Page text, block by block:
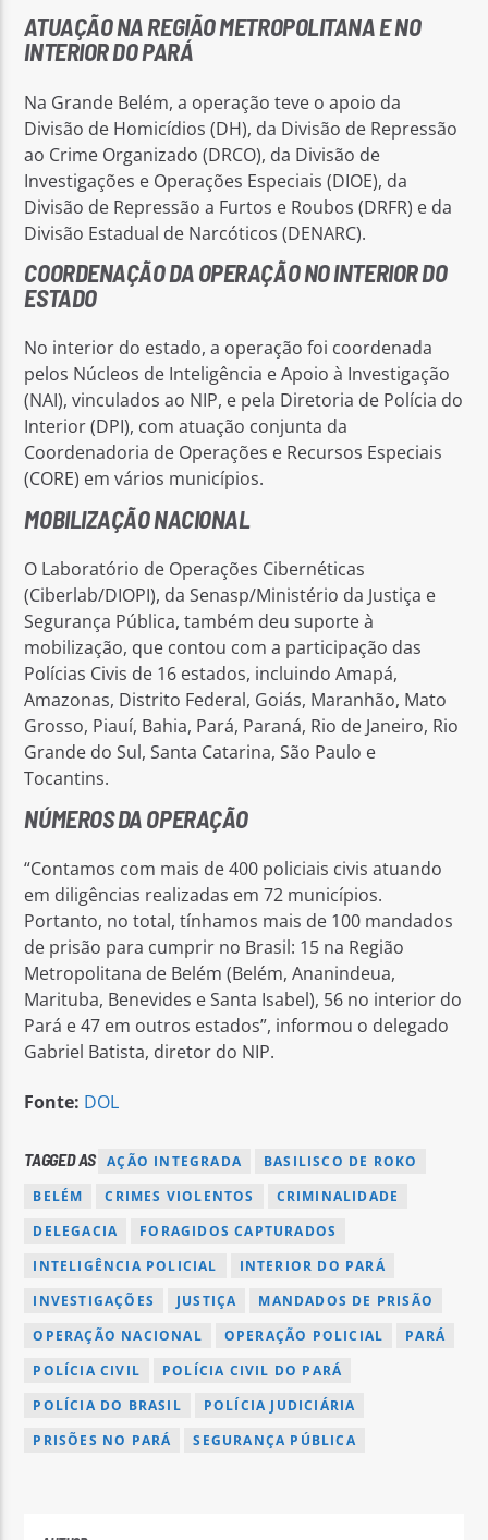
ATUAÇÃO NA REGIÃO METROPOLITANA E NO
INTERIOR DO PARÁ
Na Grande Belém, a operação teve o apoio da
Divisão de Homicídios (DH), da Divisão de Repressão
ao Crime Organizado (DRCO), da Divisão de
Investigações e Operações Especiais (DIOE), da
Divisão de Repressão a Furtos e Roubos (DRFR) e da
Divisão Estadual de Narcóticos (DENARC).
COORDENAÇÃO DA OPERAÇÃO NO INTERIOR DO
ESTADO
No interior do estado, a operação foi coordenada
pelos Núcleos de Inteligência e Apoio à Investigação
(NAI), vinculados ao NIP, e pela Diretoria de Polícia do
Interior (DPI), com atuação conjunta da
Coordenadoria de Operações e Recursos Especiais
(CORE) em vários municípios.
MOBILIZAÇÃO NACIONAL
O Laboratório de Operações Cibernéticas
(Ciberlab/DIOPI), da Senasp/Ministério da Justiça e
Segurança Pública, também deu suporte à
mobilização, que contou com a participação das
Polícias Civis de 16 estados, incluindo Amapá,
Amazonas, Distrito Federal, Goiás, Maranhão, Mato
Grosso, Piauí, Bahia, Pará, Paraná, Rio de Janeiro, Rio
Grande do Sul, Santa Catarina, São Paulo e
Tocantins.
NÚMEROS DA OPERAÇÃO
“Contamos com mais de 400 policiais civis atuando
em diligências realizadas em 72 municípios.
Portanto, no total, tínhamos mais de 100 mandados
de prisão para cumprir no Brasil: 15 na Região
Metropolitana de Belém (Belém, Ananindeua,
Marituba, Benevides e Santa Isabel), 56 no interior do
Pará e 47 em outros estados”, informou o delegado
Gabriel Batista, diretor do NIP.
Fonte: DOL
TAGGED AS AÇÃO INTEGRADA
BASILISCO DE ROKO
BELÉM
CRIMES VIOLENTOS
CRIMINALIDADE
DELEGACIA
FORAGIDOS CAPTURADOS
INTELIGÊNCIA POLICIAL
INTERIOR DO PARÁ
INVESTIGAÇÕES
JUSTIÇA
MANDADOS DE PRISÃO
OPERAÇÃO NACIONAL
OPERAÇÃO POLICIAL
PARÁ
POLÍCIA CIVIL
POLÍCIA CIVIL DO PARÁ
POLÍCIA DO BRASIL
POLÍCIA JUDICIÁRIA
PRISÕES NO PARÁ
SEGURANÇA PÚBLICA